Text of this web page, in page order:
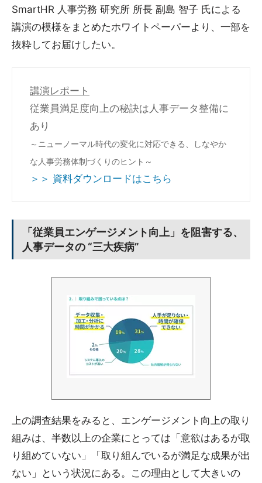
SmartHR 人事労務 研究所 所長 副島 智子 氏による
講演の模様をまとめたホワイトペーパーより、一部を
抜粋してお届けしたい。
講演レポート
従業員満足度向上の秘訣は人事データ整備に
あり
～ニューノーマル時代の変化に対応できる、しなやか
な人事労務体制づくりのヒント～
＞＞ 資料ダウンロードはこちら
「従業員エンゲージメント向上」を阻害する、
人事データの “三大疾病”
上の調査結果をみると、エンゲージメント向上の取り
組みは、半数以上の企業にとっては「意欲はあるが取
り組めていない」「取り組んでいるが満足な成果が出
ない」という状況にある。この理由として大きいの